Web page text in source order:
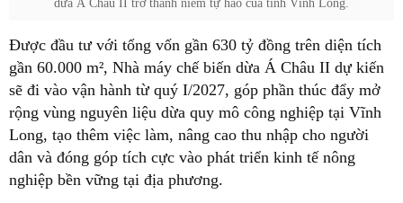
dừa Á Châu II trở thành niềm tự hào của tỉnh Vĩnh Long.
Được đầu tư với tổng vốn gần 630 tỷ đồng trên diện tích
gần 60.000 m², Nhà máy chế biến dừa Á Châu II dự kiến
sẽ đi vào vận hành từ quý I/2027, góp phần thúc đẩy mở
rộng vùng nguyên liệu dừa quy mô công nghiệp tại Vĩnh
Long, tạo thêm việc làm, nâng cao thu nhập cho người
dân và đóng góp tích cực vào phát triển kinh tế nông
nghiệp bền vững tại địa phương.